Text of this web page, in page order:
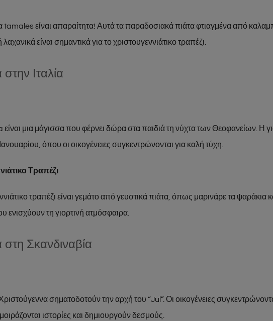
tamales είναι απαραίτητα! Αυτά τα παραδοσιακά πιάτα φτιαγμένα από
είναι σημαντικά για το χριστουγεννιάτικο τραπέζι.
Ιταλία
είναι μια μάγισσα που φέρνει δώρα στα παιδιά τη νύχτα των Θεοφανείων. Η
όπου οι οικογένειες συγκεντρώνονται για καλή τύχη.
Τραπέζι
τραπέζι είναι γεμάτο από γευστικά πιάτα, όπως μαρινάρε τα ψαράκια
τη γιορτινή ατμόσφαιρα.
Σκανδιναβία
σηματοδοτούν την αρχή του “Jul”. Οι οικογένειες
ιστορίες και δημιουργούν δεσμούς.